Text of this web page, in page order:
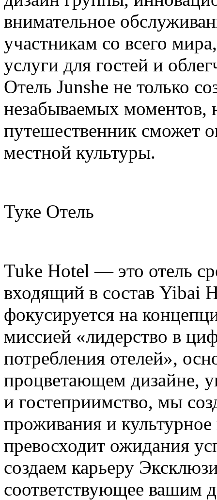
внимательное
участникам со всего
услуги для гостей и
Отель Junshe не только
незабываемых моментов,
путешественник сможет
местной культуры.
Туке Отель
Tuke Hotel — это отель
входящий в состав Yibai
фокусируется на
миссией «лидерство в
потребления отелей»,
процветающем дизайне,
и гостеприимство, мы
проживания и культурное
превосходит ожидания
создаем карьеру
соответствующее вашим